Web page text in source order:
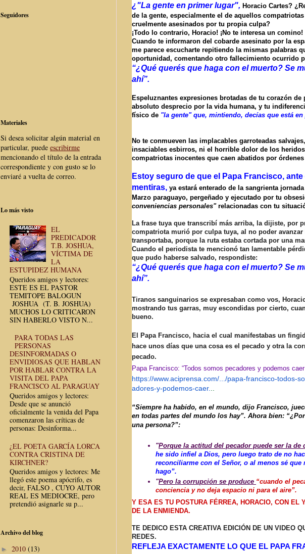
¿"La gente en primer lugar", Horacio Cartes?
de la gente, especialmente el de aquellos
cruelmente asesinados por tu propia culpa?
¡Todo lo contrario, Horacio! ¡No te interesa un comino!
Cuando te informaron del cobarde asesinato por la
me parece escucharte repitiendo la mismas palabras
oportunidad, comentando otro fallecimiento ocurrido
“¿Qué querés que haga con el muerto? Se
ahí”.
Espeluznantes expresiones brotadas de tu corazón
absoluto desprecio por la vida humana, y tu
físico de "la gente" que, mintiendo, decías que está
No te conmueven las implacables garroteadas
insaciables esbirros, ni el horrible dolor de los
compatriotas inocentes que caen abatidos por órdenes
Estoy seguro de que el Papa Francisco,
mentiras, ya estará enterado de la sangrienta
Marzo paraguayo, pergeñado y ejecutado por tu
conveniencias personales"relacionadas con tu
La frase tuya que transcribí más arriba, la dijiste, por
compatriota murió por culpa tuya, al no poder
transportaba, porque la ruta estaba cortada por una
Cuando el periodista te mencionó tan lamentable
que pudo haberse salvado, respondiste:
“¿Qué querés que haga con el muerto? Se
ahí”.
Tiranos sanguinarios se expresaban como vos,
mostrando tus garras, muy escondidas por cierto,
bueno.
El Papa Francisco, hacia el cual manifestabas un
hace unos días que una cosa es el pecado y otra la
pecado.
Papa Francisco: “Todos somos pecadores y podemos caer
https://www.aciprensa.com/.../papa-francisco-todos-
adores-y-podemos-caer.
“Siempre ha habido, en el mundo, dijo Francisco,
en todas partes del mundo los hay”. Ahora bien:
una persona?”:
"Porque la actitud del pecador puede ser la de
he sido infiel a Dios, pero luego trato de no
reconciliarme con el Señor, o al menos sé que
hago”.
"Pero la corrupción se produce “cuando el
conciencia y no deja espacio ni para el aire”.
Y ESA ES TU POSTURA FÉRREA, HORACIO, CON EL
DE LA ENMIENDA.
TE DEDICO ESTA CREATIVA EDICIÓN DE UN VIDEO
REDES.
REFLEJA EXACTAMENTE LO QUE EL PAPA
Seguidores
Materiales
Si desea solicitar algún material en
particular, puede escribirme
mencionando el título de la entrada
correspondiente y con gusto se lo
enviaré a vuelta de correo.
Lo más visto
EL
PREDICADOR
T.B. JOSHUA,
VÍCTIMA DE
LA
ESTUPIDEZ HUMANA
Queridos amigos y lectores:
ESTE ES EL PASTOR
TEMITOPE BALOGUN
JOSHUA (T. B. JOSHUA)
MUCHOS LO CRITICARON
SIN HABERLO VISTO N...
PARA TODAS LAS
PERSONAS
DESINFORMADAS O
ENVIDIOSAS QUE HABLAN
POR HABLAR CONTRA LA
VISITA DEL PAPA
FRANCISCO AL PARAGUAY
Queridos amigos y lectores:
Desde que se anunció
oficialmente la venida del Papa
comenzaron las críticas de
personas: Desinforma...
¿EL POETA GARCÍA LORCA
CONTRA CRISTINA DE
KIRCHNER?
Queridos amigos y lectores: Me
llegó este poema apócrifo, es
decir, FALSO , CUYO AUTOR
REAL ES MEDIOCRE, pero
pretendió asignarle su p...
Archivo del blog
► 2010 (13)